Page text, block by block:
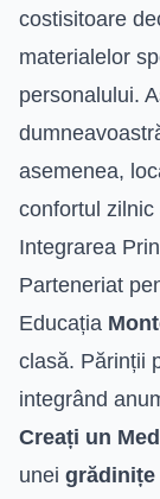
costisitoare
materialelor
personalului.
asemenea,
confortul zilnic
Integrarea
Parteneriat
Educația
clasă. Părinții
integrând
Creați un
unei grădinițe